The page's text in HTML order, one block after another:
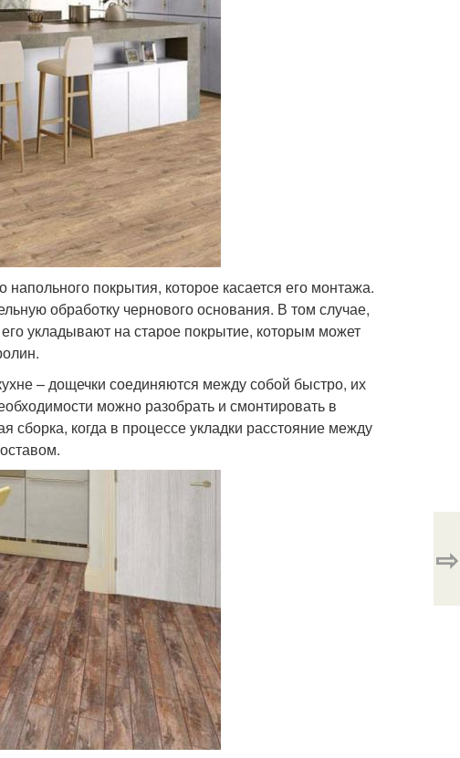
покрытия, которое касается его монтажа.
обработку чернового основания. В том случае,
укладывают на старое покрытие, которым может
– дощечки соединяются между собой быстро, их
можно разобрать и смонтировать в
когда в процессе укладки расстояние между
⇨